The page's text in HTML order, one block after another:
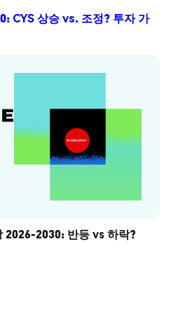
CYS 상승 vs. 조정? 투자 가
2030: 반등 vs 하락?